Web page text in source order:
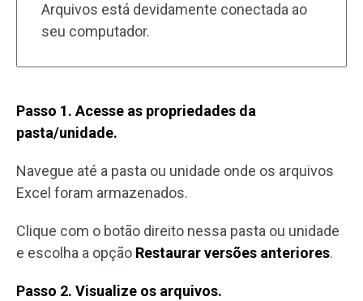
Arquivos está devidamente conectada ao
seu computador.
Passo 1. Acesse as propriedades da
pasta/unidade.
Navegue até a pasta ou unidade onde os arquivos
Excel foram armazenados.
Clique com o botão direito nessa pasta ou unidade
e escolha a opção Restaurar versões anteriores.
Passo 2. Visualize os arquivos.